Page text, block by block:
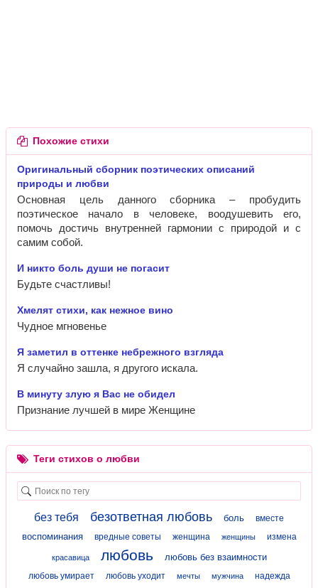
Похожие стихи
Оригинальный сборник поэтических описаний
природы и любви
Основная цель данного сборника – пробудить
поэтическое начало в человеке, воодушевить его,
помочь достичь внутренней гармонии с природой и с
самим собой.
И никто боль души не погасит
Будьте счастливы!
Хмелят стихи, как нежное вино
Чудное мгновенье
Я заметил в оттенке небрежного взгляда
Я случайно зашла, я другого искала.
В минуту злую я Вас не обидел
Признание лучшей в мире Женщине
Теги стихов о любви
без тебя безответная любовь боль вместе
воспоминания вредные советы женщина женщины измена
красавица любовь любовь без взаимности
любовь умирает любовь уходит мечты мужчина надежда